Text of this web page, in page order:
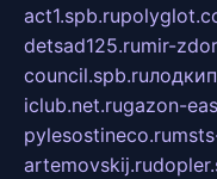
act1.spb.ru
detsad125.rumir-
council.spb.ru
iclub.net.rugazon-
pylesostineco.ru
artemovskij.ru